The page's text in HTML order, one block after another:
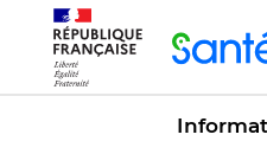
Panneau de gestion des cookies